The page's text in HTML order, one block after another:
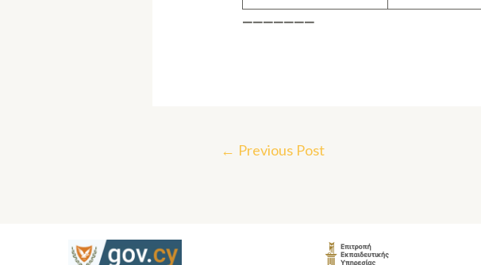
———————
← Previous Post